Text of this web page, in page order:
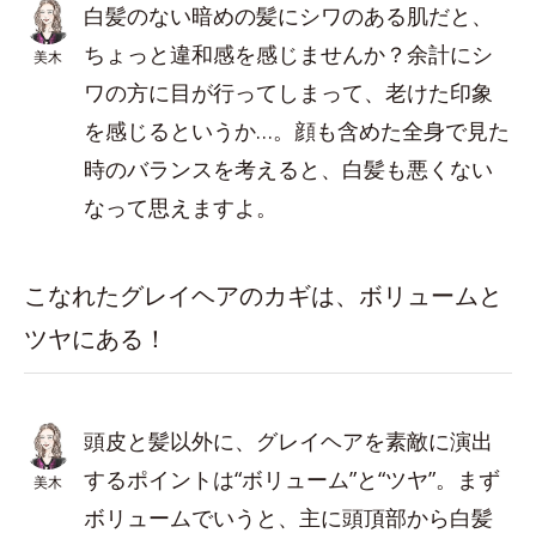
美木
白髪のない暗めの髪にシワのある肌だと、
ちょっと違和感を感じませんか？余計にシ
ワの方に目が行ってしまって、老けた印象
を感じるというか…。顔も含めた全身で見た
時のバランスを考えると、白髪も悪くない
なって思えますよ。
こなれたグレイヘアのカギは、ボリュームと
ツヤにある！
美木
頭皮と髪以外に、グレイヘアを素敵に演出
するポイントは“ボリューム”と“ツヤ”。まず
ボリュームでいうと、主に頭頂部から白髪